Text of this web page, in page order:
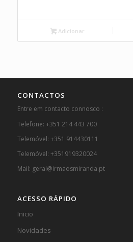
Adicionar
CONTACTOS
Entre em contacto connosco :
Telefone: +351 214 443 700
Telemóvel: +351 914430111
Telemóvel: +351919320024
Mail: geral@irmaosmiranda.pt
ACESSO RÁPIDO
Inicio
Novidades